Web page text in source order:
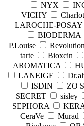
NYX
VICHY
LAROCHE-POSAY
BIODERMA
P.Louise
Revolution
tarte
Bioxcin
AROMATICA
LANEIGE
ISDIN
ZO
SECRET
sisley
SEPHORA
CeraVe
Murad